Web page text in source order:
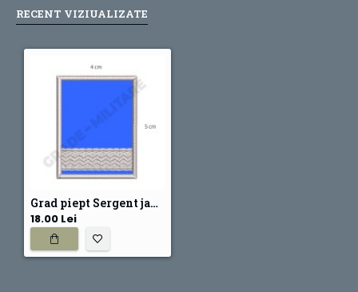
RECENT VIZIUALIZATE
Grad piept Sergent jandarmerie
18.00 Lei